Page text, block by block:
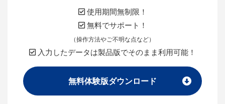
使用期間無制限！
無料でサポート！
（操作方法やご不明な点など）
入力したデータは製品版でそのまま利用可能！
無料体験版ダウンロード